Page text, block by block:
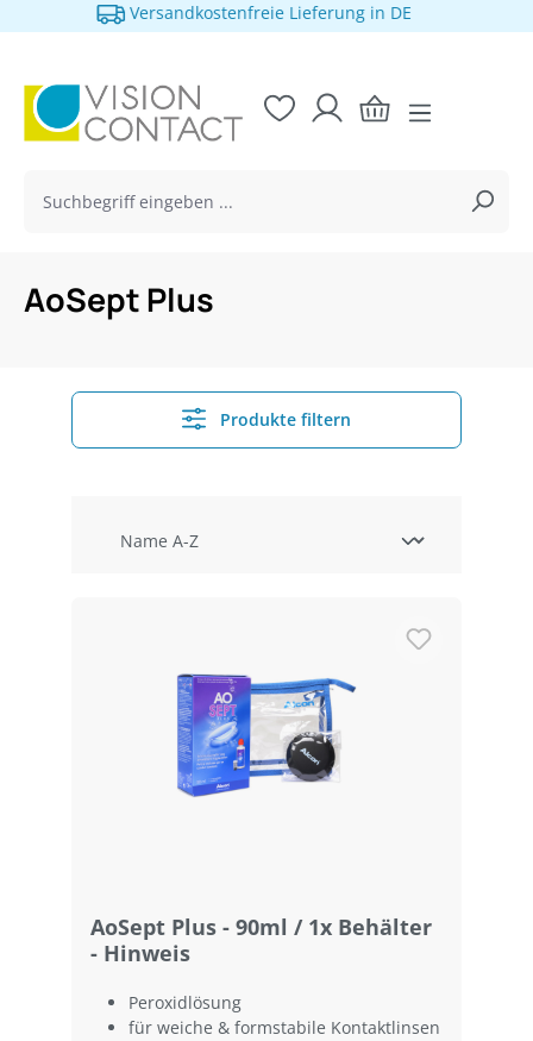
springen
1 Monat Widerrufsrecht
AoSept Plus
Produkte filtern
AoSept Plus - 90ml / 1x Behälter
- Hinweis
Peroxidlösung
für weiche & formstabile Kontaktlinsen